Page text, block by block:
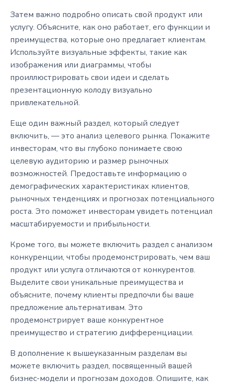
Затем важно подробно описать свой продукт или
услугу. Объясните, как оно работает, его функции и
преимущества, которые оно предлагает клиентам.
Используйте визуальные эффекты, такие как
изображения или диаграммы, чтобы
проиллюстрировать свои идеи и сделать
презентационную колоду визуально
привлекательной.
Еще один важный раздел, который следует
включить, — это анализ целевого рынка. Покажите
инвесторам, что вы глубоко понимаете свою
целевую аудиторию и размер рыночных
возможностей. Предоставьте информацию о
демографических характеристиках клиентов,
рыночных тенденциях и прогнозах потенциального
роста. Это поможет инвесторам увидеть потенциал
масштабируемости и прибыльности.
Кроме того, вы можете включить раздел с анализом
конкуренции, чтобы продемонстрировать, чем ваш
продукт или услуга отличаются от конкурентов.
Выделите свои уникальные преимущества и
объясните, почему клиенты предпочли бы ваше
предложение альтернативам. Это
продемонстрирует ваше конкурентное
преимущество и стратегию дифференциации.
В дополнение к вышеуказанным разделам вы
можете включить раздел, посвященный вашей
бизнес-модели и прогнозам доходов. Опишите, как